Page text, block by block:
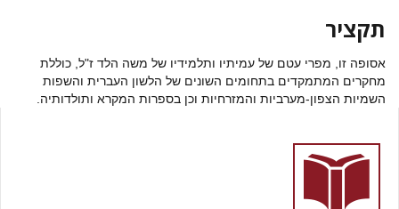
תקציר
אסופה זו, מפרי עטם של עמיתיו ותלמידיו של משה הלד ז"ל, כוללת
מחקרים המתמקדים בתחומים השונים של הלשון העברית והשפות
השמיות הצפון-מערביות והמזרחיות וכן בספרות המקרא ותולדותיה.